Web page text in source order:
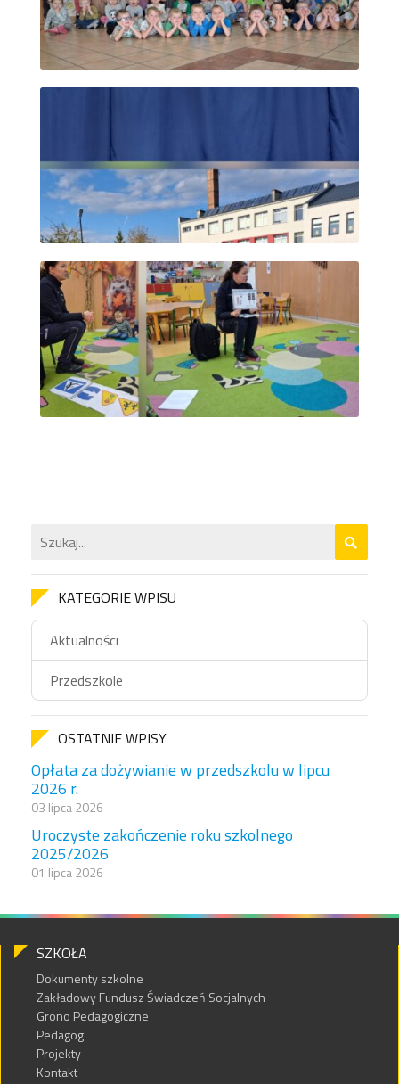
KATEGORIE WPISU
Aktualności
Przedszkole
OSTATNIE WPISY
Opłata za dożywianie w przedszkolu w lipcu
2026 r.
03 lipca 2026
Uroczyste zakończenie roku szkolnego
2025/2026
01 lipca 2026
SZKOŁA
Dokumenty szkolne
Zakładowy Fundusz Świadczeń Socjalnych
Grono Pedagogiczne
Pedagog
Projekty
Kontakt